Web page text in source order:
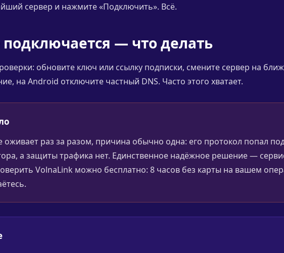
сервер и нажмите «Подключить». Всё.
подключается — что делать
обновите ключ или ссылку подписки, смените сервер на
на Android отключите частный DNS. Часто этого хватает.
оживает раз за разом, причина обычно одна: его протокол попал
а защиты трафика нет. Единственное надёжное решение —
VolnaLink можно бесплатно: 8 часов без карты на вашем